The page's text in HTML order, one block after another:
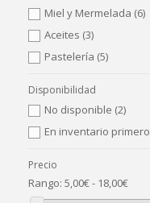
Miel y Mermelada (6)
Aceites (3)
Pastelería (5)
Disponibilidad
No disponible (2)
En inventario primero
Precio
Rango: 5,00€ - 18,00€